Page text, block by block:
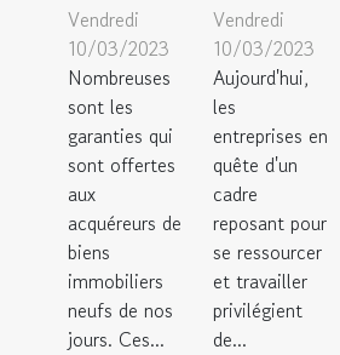
Vendredi
10/03/2023
Nombreuses
sont les
garanties qui
sont offertes
aux
acquéreurs de
biens
immobiliers
neufs de nos
jours. Ces...
Vendredi
10/03/2023
Aujourd'hui,
les
entreprises en
quête d'un
cadre
reposant pour
se ressourcer
et travailler
privilégient
de...